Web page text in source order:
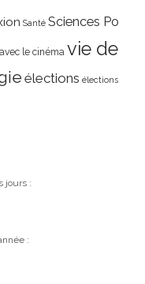
Santé Sciences Po
le cinéma vie de
élections élections
jours :
: